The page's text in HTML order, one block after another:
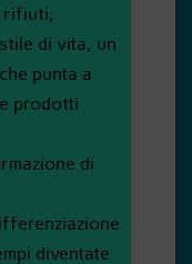
rifiuti;
di vita, un
punta a
prodotti
di
diventate